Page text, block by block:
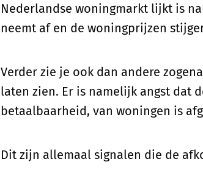
Nederlandse woningmarkt lijkt is
neemt af en de woningprijzen
Verder zie je ook dan andere
laten zien. Er is namelijk angst dat
betaalbaarheid, van woningen is
Dit zijn allemaal signalen die de